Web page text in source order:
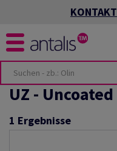
KONTAKT
UZ - Uncoated
1 Ergebnisse